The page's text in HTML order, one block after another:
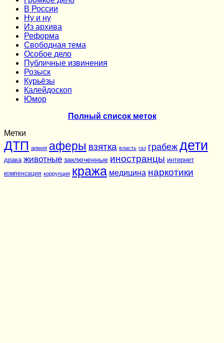
В России
Ну и ну
Из архива
Реформа
Cвободная тема
Особое дело
Публичные извинения
Розыск
Курьёзы
Калейдоскоп
Юмор
Полный список меток
Метки
ДТП армия аферы взятка власть газ грабеж дети
драка животные заключенные иностранцы интернет
компенсация коррупция кража медицина наркотики